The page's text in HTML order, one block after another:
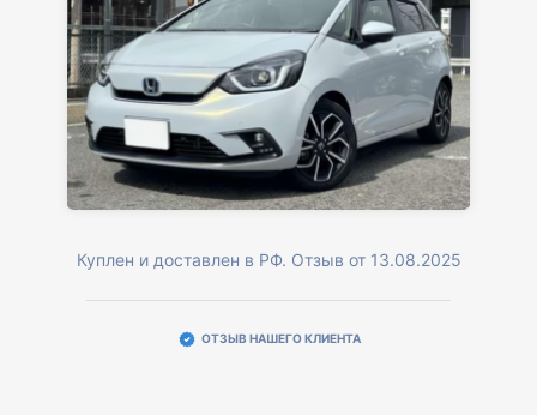
Куплен и доставлен в РФ. Отзыв от 13.08.2025
ОТЗЫВ НАШЕГО КЛИЕНТА